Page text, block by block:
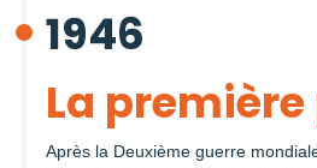
1946
La
Après la Deuxième guerre